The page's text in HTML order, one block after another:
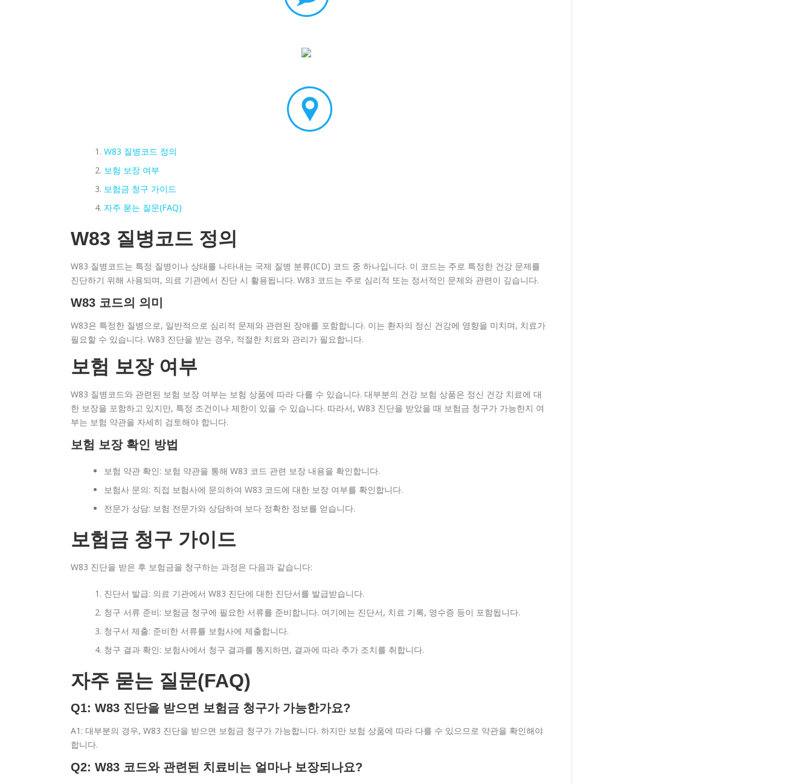
W83 질병코드 정의
보험 보장 여부
보험금 청구 가이드
자주 묻는 질문(FAQ)
W83 질병코드 정의
W83 질병코드는 특정 질병이나 상태를 나타내는 국제 질병 분류(ICD) 코드 중 하나입니다. 이 코드는 주로 특정한 건강 문제를
진단하기 위해 사용되며, 의료 기관에서 진단 시 활용됩니다. W83 코드는 주로 심리적 또는 정서적인 문제와 관련이 깊습니다.
W83 코드의 의미
W83은 특정한 질병으로, 일반적으로 심리적 문제와 관련된 장애를 포함합니다. 이는 환자의 정신 건강에 영향을 미치며, 치료가
필요할 수 있습니다. W83 진단을 받는 경우, 적절한 치료와 관리가 필요합니다.
보험 보장 여부
W83 질병코드와 관련된 보험 보장 여부는 보험 상품에 따라 다를 수 있습니다. 대부분의 건강 보험 상품은 정신 건강 치료에 대
한 보장을 포함하고 있지만, 특정 조건이나 제한이 있을 수 있습니다. 따라서, W83 진단을 받았을 때 보험금 청구가 가능한지 여
부는 보험 약관을 자세히 검토해야 합니다.
보험 보장 확인 방법
보험 약관 확인: 보험 약관을 통해 W83 코드 관련 보장 내용을 확인합니다.
보험사 문의: 직접 보험사에 문의하여 W83 코드에 대한 보장 여부를 확인합니다.
전문가 상담: 보험 전문가와 상담하여 보다 정확한 정보를 얻습니다.
보험금 청구 가이드
W83 진단을 받은 후 보험금을 청구하는 과정은 다음과 같습니다:
진단서 발급: 의료 기관에서 W83 진단에 대한 진단서를 발급받습니다.
청구 서류 준비: 보험금 청구에 필요한 서류를 준비합니다. 여기에는 진단서, 치료 기록, 영수증 등이 포함됩니다.
청구서 제출: 준비한 서류를 보험사에 제출합니다.
청구 결과 확인: 보험사에서 청구 결과를 통지하면, 결과에 따라 추가 조치를 취합니다.
자주 묻는 질문(FAQ)
Q1: W83 진단을 받으면 보험금 청구가 가능한가요?
A1: 대부분의 경우, W83 진단을 받으면 보험금 청구가 가능합니다. 하지만 보험 상품에 따라 다를 수 있으므로 약관을 확인해야
합니다.
Q2: W83 코드와 관련된 치료비는 얼마나 보장되나요?